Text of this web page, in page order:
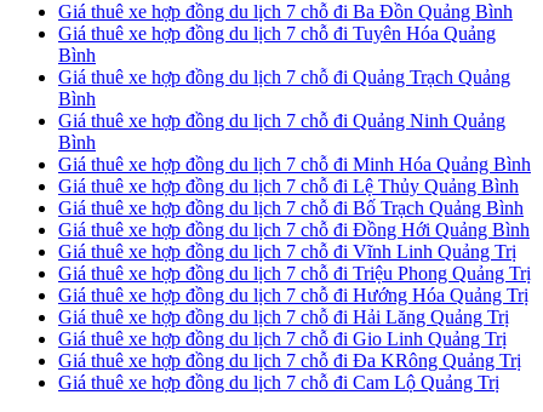
Giá thuê xe hợp đồng du lịch 7 chỗ đi Ba Đồn Quảng Bình
Giá thuê xe hợp đồng du lịch 7 chỗ đi Tuyên Hóa Quảng
Bình
Giá thuê xe hợp đồng du lịch 7 chỗ đi Quảng Trạch Quảng
Bình
Giá thuê xe hợp đồng du lịch 7 chỗ đi Quảng Ninh Quảng
Bình
Giá thuê xe hợp đồng du lịch 7 chỗ đi Minh Hóa Quảng Bình
Giá thuê xe hợp đồng du lịch 7 chỗ đi Lệ Thủy Quảng Bình
Giá thuê xe hợp đồng du lịch 7 chỗ đi Bố Trạch Quảng Bình
Giá thuê xe hợp đồng du lịch 7 chỗ đi Đồng Hới Quảng Bình
Giá thuê xe hợp đồng du lịch 7 chỗ đi Vĩnh Linh Quảng Trị
Giá thuê xe hợp đồng du lịch 7 chỗ đi Triệu Phong Quảng Trị
Giá thuê xe hợp đồng du lịch 7 chỗ đi Hướng Hóa Quảng Trị
Giá thuê xe hợp đồng du lịch 7 chỗ đi Hải Lăng Quảng Trị
Giá thuê xe hợp đồng du lịch 7 chỗ đi Gio Linh Quảng Trị
Giá thuê xe hợp đồng du lịch 7 chỗ đi Đa KRông Quảng Trị
Giá thuê xe hợp đồng du lịch 7 chỗ đi Cam Lộ Quảng Trị